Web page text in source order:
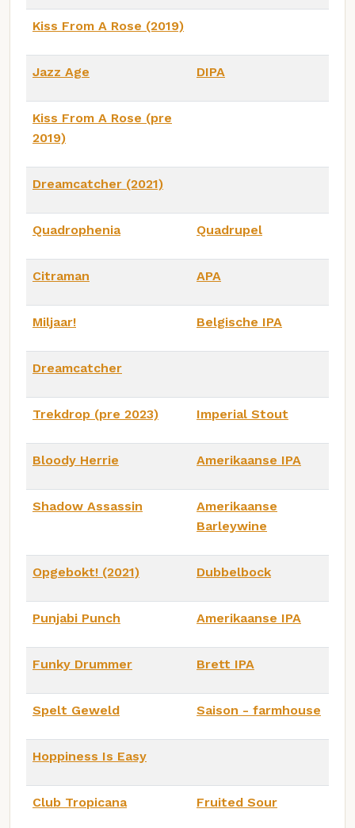
Kiss From A Rose (2019)
Jazz Age DIPA
Kiss From A Rose (pre
2019)
Dreamcatcher (2021)
Quadrophenia Quadrupel
Citraman APA
Miljaar! Belgische IPA
Dreamcatcher
Trekdrop (pre 2023) Imperial Stout
Bloody Herrie Amerikaanse IPA
Shadow Assassin
Amerikaanse
Barleywine
Opgebokt! (2021) Dubbelbock
Punjabi Punch Amerikaanse IPA
Funky Drummer Brett IPA
Spelt Geweld Saison - farmhouse
Hoppiness Is Easy
Club Tropicana Fruited Sour